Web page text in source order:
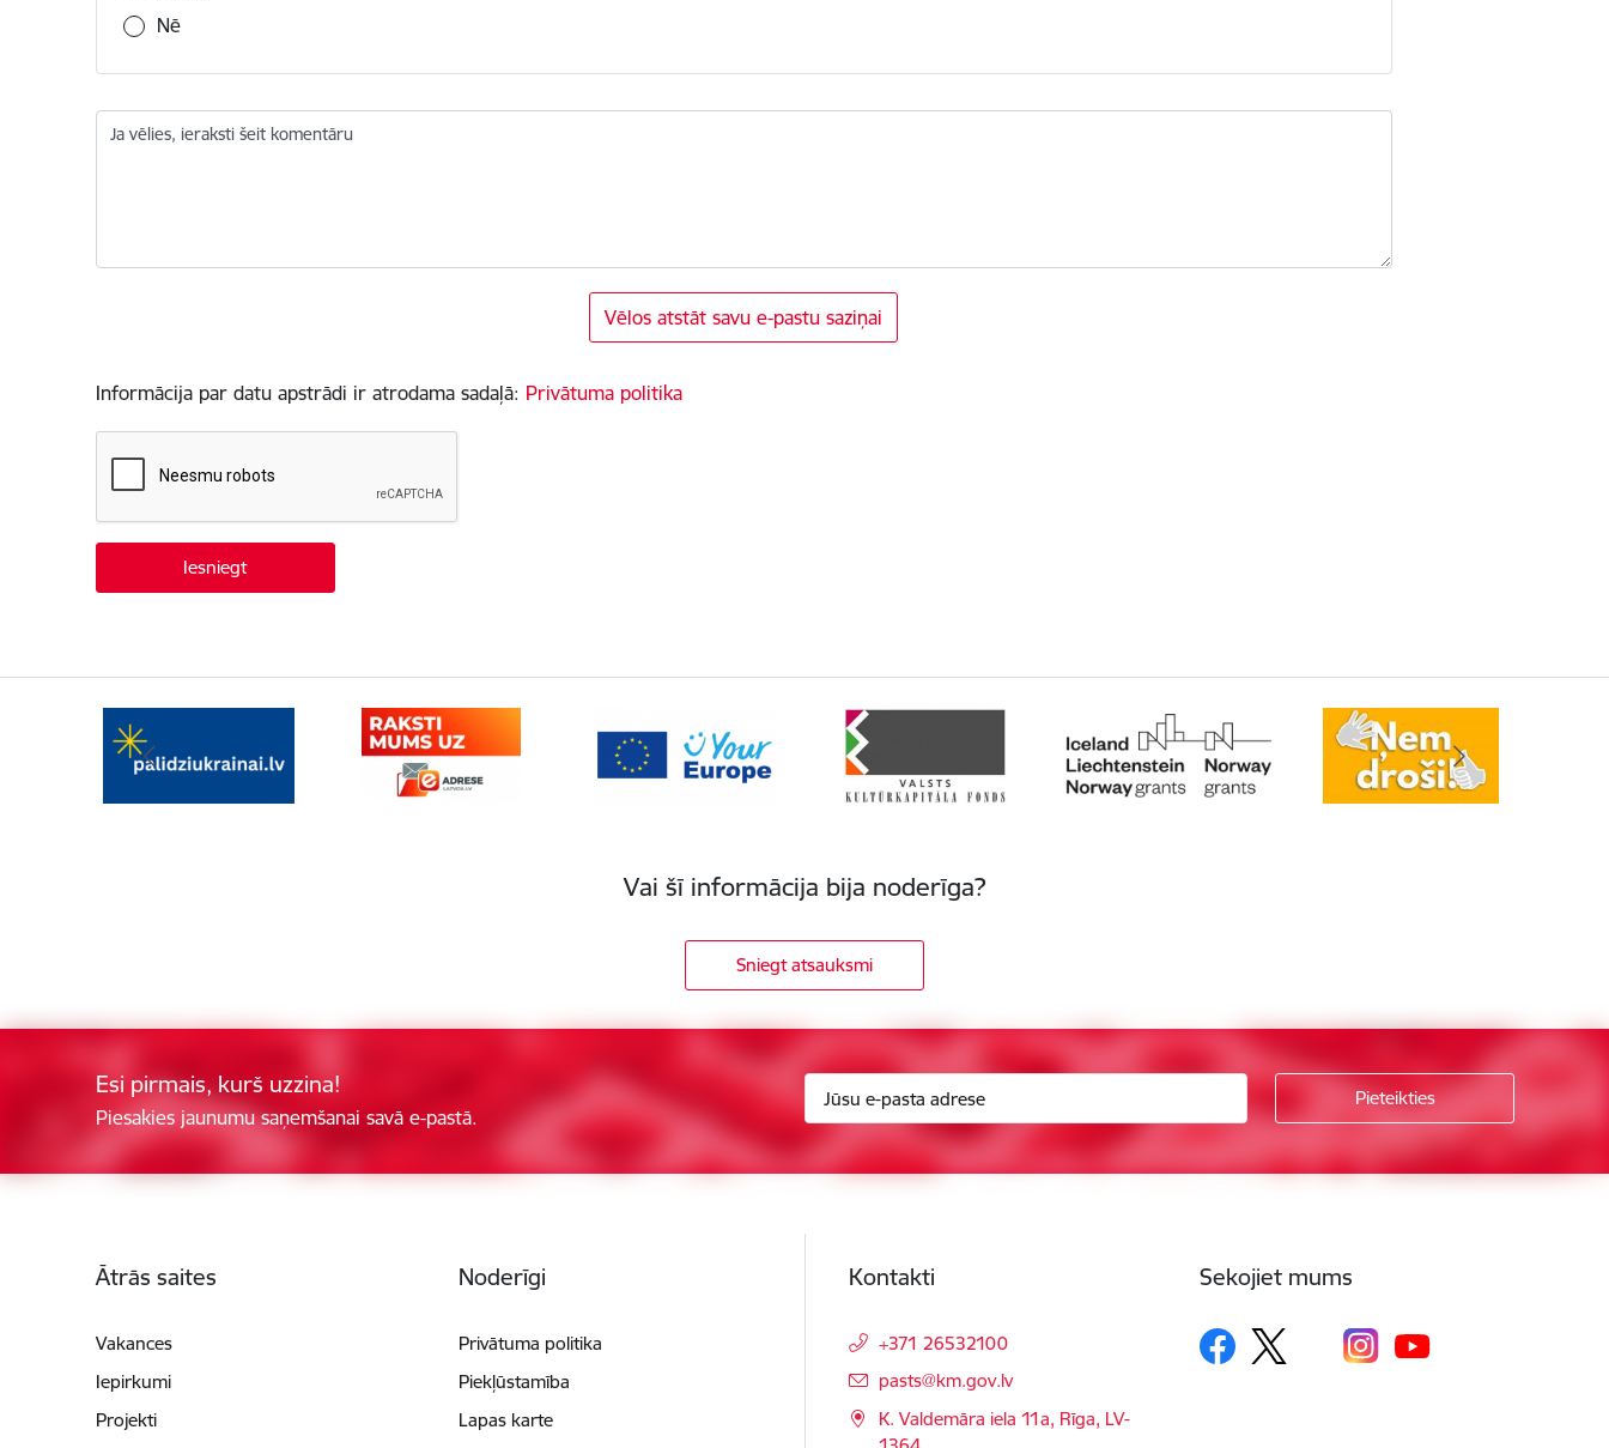
Nē
Ja vēlies, ieraksti šeit komentāru
Vēlos atstāt savu e-pastu saziņai
Informācija par datu apstrādi ir atrodama sadaļā: Privātuma politika
Vai šī informācija bija noderīga?
Sniegt atsauksmi
Esi pirmais, kurš uzzina!
Piesakies jaunumu saņemšanai savā e-pastā.
Ātrās saites
Vakances
Iepirkumi
Projekti
Noderīgi
Privātuma politika
Piekļūstamība
Lapas karte
Kontakti
+371 26532100
E-pasts:
pasts@km.gov.lv
K. Valdemāra iela 11a, Rīga, LV-
Sekojiet mums